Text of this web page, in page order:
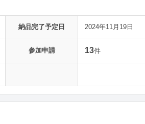
納品完了予定日 2024年11月19日
参加申請 13件